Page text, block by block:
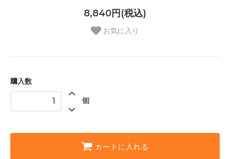
8,840円(税込)
お気に入り
購入数
個
カートに入れる